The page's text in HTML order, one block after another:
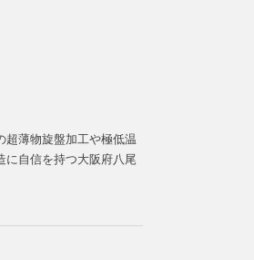
超薄物旋盤加工や極低温
に自信を持つ大阪府八尾